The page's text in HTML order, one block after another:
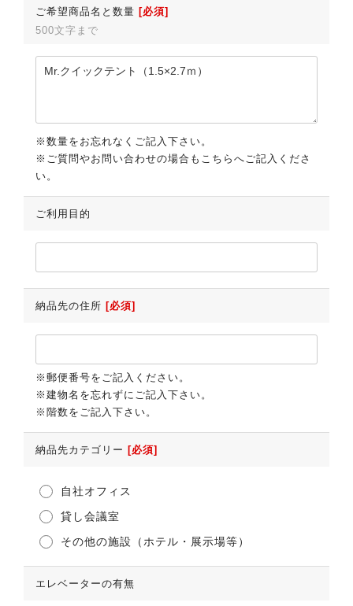
ご希望商品名と数量 [必須]
500文字まで
※数量をお忘れなくご記入下さい。
※ご質問やお問い合わせの場合もこちらへご記入くださ
い。
ご利用目的
納品先の住所 [必須]
※郵便番号をご記入ください。
※建物名を忘れずにご記入下さい。
※階数をご記入下さい。
納品先カテゴリー [必須]
自社オフィス
貸し会議室
その他の施設（ホテル・展示場等）
エレベーターの有無